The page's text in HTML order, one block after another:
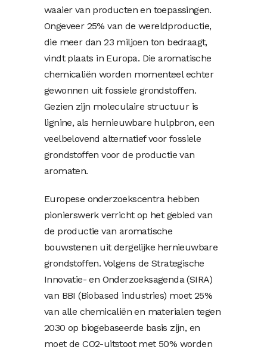
waaier van producten en toepassingen.
Ongeveer 25% van de wereldproductie,
die meer dan 23 miljoen ton bedraagt,
vindt plaats in Europa. Die aromatische
chemicaliën worden momenteel echter
gewonnen uit fossiele grondstoffen.
Gezien zijn moleculaire structuur is
lignine, als hernieuwbare hulpbron, een
veelbelovend alternatief voor fossiele
grondstoffen voor de productie van
aromaten.
Europese onderzoekscentra hebben
pionierswerk verricht op het gebied van
de productie van aromatische
bouwstenen uit dergelijke hernieuwbare
grondstoffen. Volgens de Strategische
Innovatie- en Onderzoeksagenda (SIRA)
van BBI (Biobased industries) moet 25%
van alle chemicaliën en materialen tegen
2030 op biogebaseerde basis zijn, en
moet de CO2-uitstoot met 50% worden